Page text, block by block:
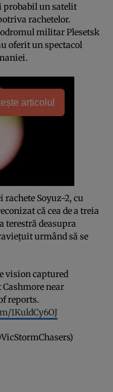
probabil un satelit
rachetelor.
militar Plesetsk
oferit un spectacol
articolul
Soyuz-2, cu
că cea de a treia
terestră deasupra
urmând să se
vision captured
near
reports.
1KuldCy6OJ